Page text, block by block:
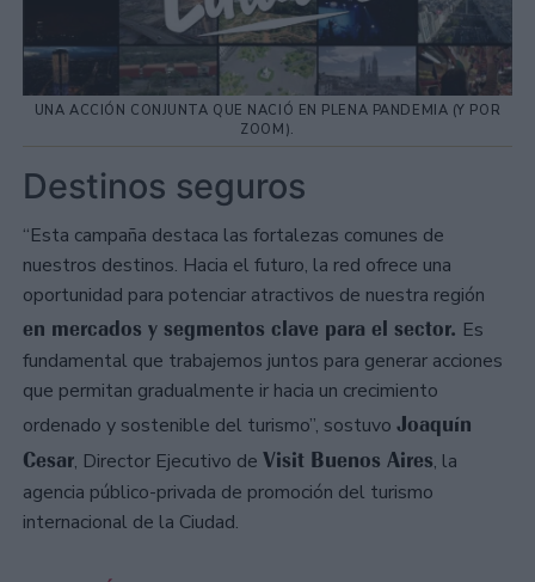
UNA ACCIÓN CONJUNTA QUE NACIÓ EN PLENA PANDEMIA (Y POR
ZOOM).
Destinos seguros
“Esta campaña destaca las fortalezas comunes de
nuestros destinos. Hacia el futuro, la red ofrece una
oportunidad para potenciar atractivos de nuestra región
en mercados y segmentos clave para el sector. Es
fundamental que trabajemos juntos para generar acciones
que permitan gradualmente ir hacia un crecimiento
ordenado y sostenible del turismo”, sostuvo Joaquín
Cesar, Director Ejecutivo de Visit Buenos Aires, la
agencia público-privada de promoción del turismo
internacional de la Ciudad.